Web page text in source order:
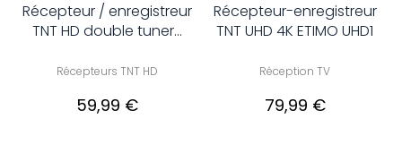
Récepteur / enregistreur
TNT HD double tuner...
Récepteurs TNT HD
59,99 €
Récepteur-enregistreur
TNT UHD 4K ETIMO UHD1
Réception TV
79,99 €